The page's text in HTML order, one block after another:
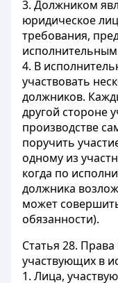
3. Должником
юридическое
требования,
4. В
участвовать
должников.
другой стороне
производстве
поручить
одному из
когда по
должника
может
обязанности).
Статья 28. Права
участвующих в
1. Лица,